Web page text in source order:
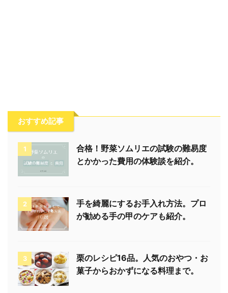
おすすめ記事
1
合格！野菜ソムリエの試験の難易度
とかかった費用の体験談を紹介。
2
手を綺麗にするお手入れ方法。プロ
が勧める手の甲のケアも紹介。
3
栗のレシピ16品。人気のおやつ・お
菓子からおかずになる料理まで。